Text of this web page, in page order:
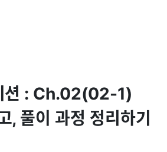
션 : Ch.02(02-1)
, 풀이 과정 정리하기